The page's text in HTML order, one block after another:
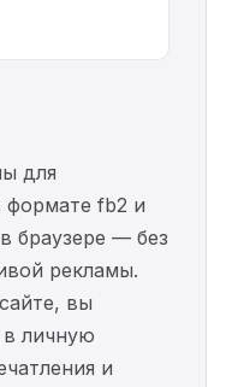
для
формате fb2 и
браузере — без
рекламы.
вы
в личную
и